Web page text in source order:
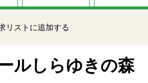
リストに追加する
ルしらゆきの森